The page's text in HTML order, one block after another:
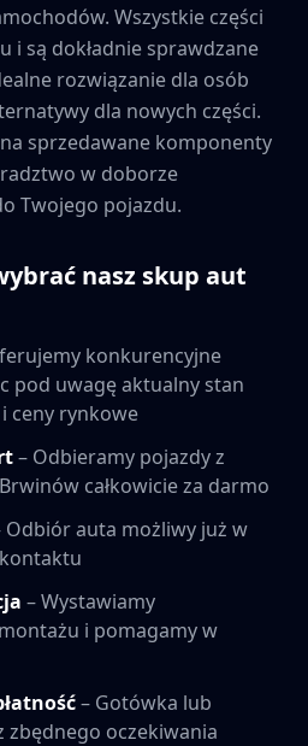
Wszystkie części
i są dokładnie sprawdzane
rozwiązanie dla osób
dla nowych części.
sprzedawane komponenty
w doborze
Twojego pojazdu.
nasz skup aut
konkurencyjne
pod uwagę aktualny stan
ceny rynkowe
– Odbieramy pojazdy z
Brwinów całkowicie za darmo
Odbiór auta możliwy już w
– Wystawiamy
i pomagamy w
– Gotówka lub
zbędnego oczekiwania